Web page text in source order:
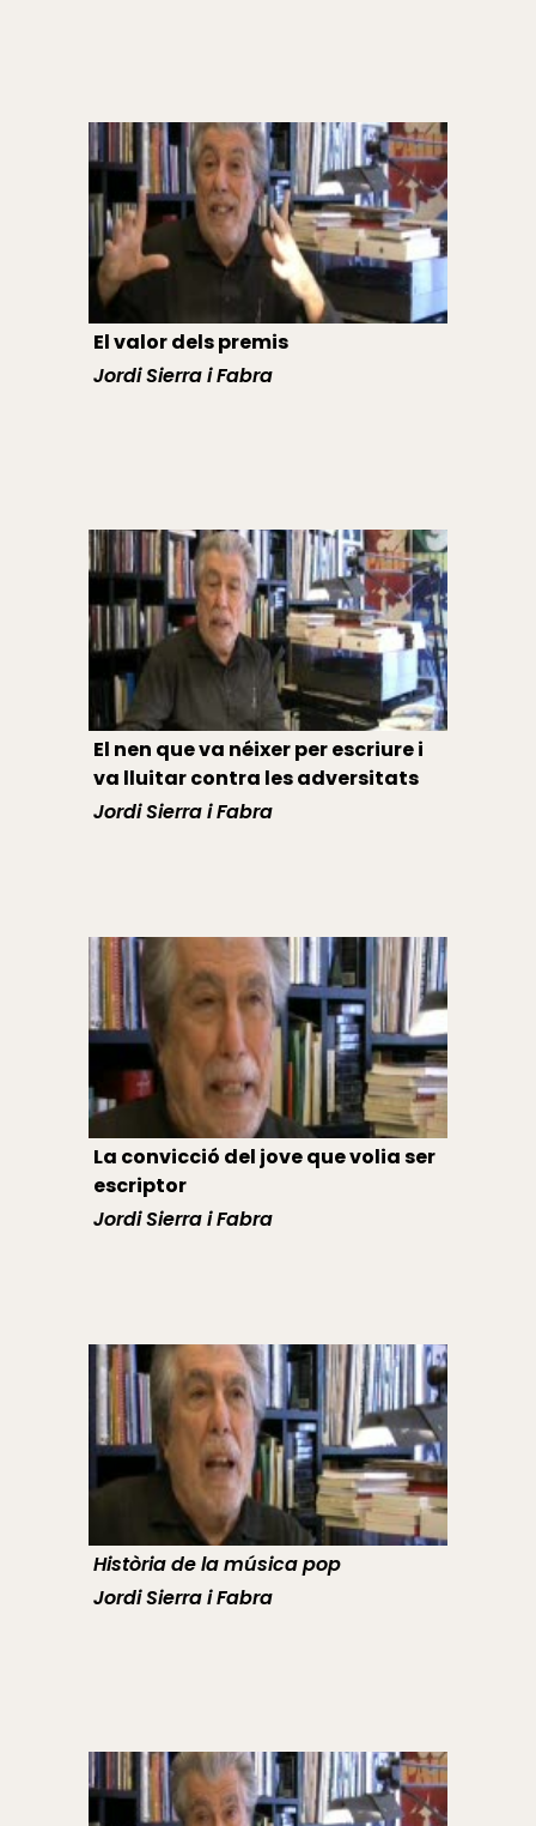
El valor dels premis
Jordi Sierra i Fabra
El nen que va néixer per escriure i
va lluitar contra les adversitats
Jordi Sierra i Fabra
La convicció del jove que volia ser
escriptor
Jordi Sierra i Fabra
Història de la música pop
Jordi Sierra i Fabra